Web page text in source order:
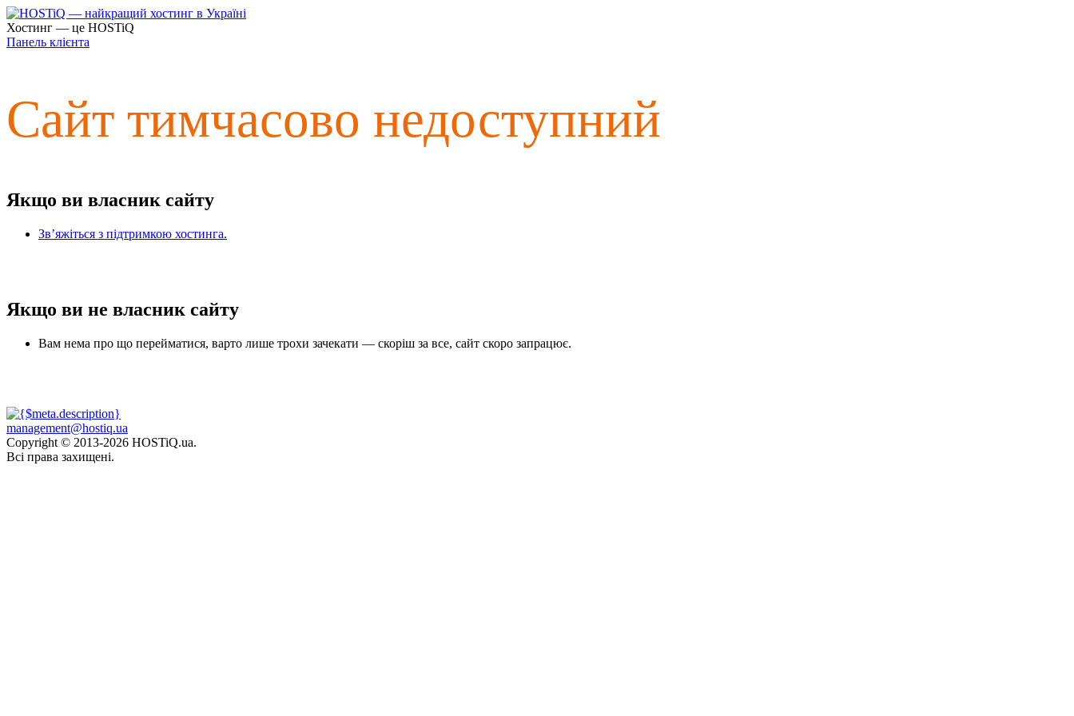
Хостинг — це HOSTiQ
Панель клієнта
Сайт тимчасово недоступний
Якщо ви власник сайту
Зв’яжіться з підтримкою хостинга.
Якщо ви не власник сайту
Вам нема про що перейматися, варто лише трохи зачекати — скоріш за все, сайт скоро запрацює.
management@hostiq.ua
Copyright © 2013-2026 HOSTiQ.ua.
Всі права захищені.